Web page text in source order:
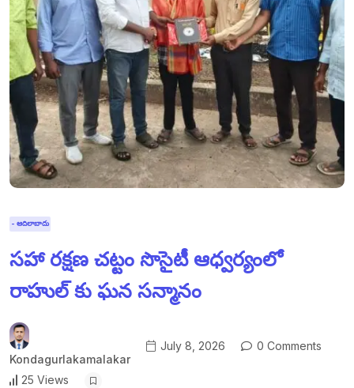
- ఆదిలాబాదు
సహా రక్షణ చట్టం సొసైటీ ఆధ్వర్యంలో
రాహుల్‌ కు ఘన సన్మానం
Kondagurlakamalakar
July 8, 2026 0 Comments
25 Views